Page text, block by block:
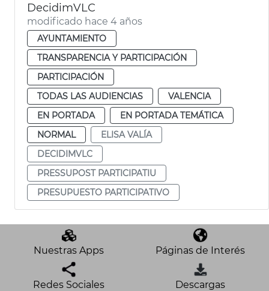
DecidimVLC
modificado hace 4 años
AYUNTAMIENTO
TRANSPARENCIA Y PARTICIPACIÓN
PARTICIPACIÓN
TODAS LAS AUDIENCIAS
VALENCIA
EN PORTADA
EN PORTADA TEMÁTICA
NORMAL
ELISA VALÍA
DECIDIMVLC
PRESSUPOST PARTICIPATIU
PRESUPUESTO PARTICIPATIVO
Nuestras Apps Páginas de Interés
Redes Sociales Descargas